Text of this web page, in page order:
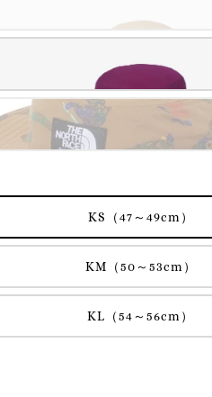
KS（47～49cm）
KM（50～53cm）
KL（54～56cm）